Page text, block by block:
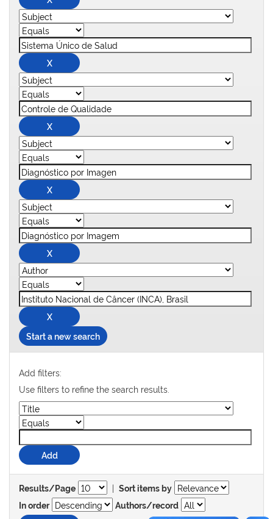
Start a new search
Add filters:
Use filters to refine the search results.
Results/Page | Sort items by
In order
Authors/record